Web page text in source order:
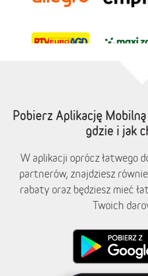
Pobierz Aplikację
gdzie i jak
W aplikacji oprócz łatwego
partnerów, znajdziesz
rabaty oraz będziesz mieć
Twoich